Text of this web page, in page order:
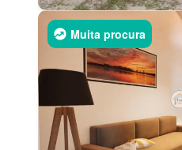
Muita procura